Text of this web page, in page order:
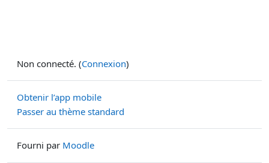
Non connecté. (Connexion)
Obtenir l’app mobile
Passer au thème standard
Fourni par Moodle